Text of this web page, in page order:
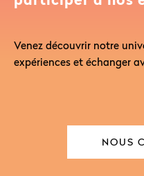
Venez découvrir notre
expériences et échanger
NOUS